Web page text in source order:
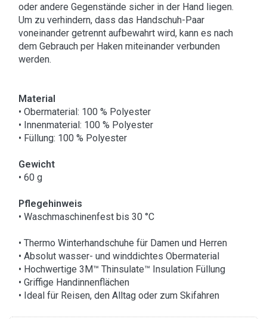
oder andere Gegenstände sicher in der Hand liegen.
Um zu verhindern, dass das Handschuh-Paar
voneinander getrennt aufbewahrt wird, kann es nach
dem Gebrauch per Haken miteinander verbunden
werden.
Material
• Obermaterial: 100 % Polyester
• Innenmaterial: 100 % Polyester
• Füllung: 100 % Polyester
Gewicht
• 60 g
Pflegehinweis
• Waschmaschinenfest bis 30 °C
• Thermo Winterhandschuhe für Damen und Herren
• Absolut wasser- und winddichtes Obermaterial
• Hochwertige 3M™ Thinsulate™ Insulation Füllung
• Griffige Handinnenflächen
• Ideal für Reisen, den Alltag oder zum Skifahren